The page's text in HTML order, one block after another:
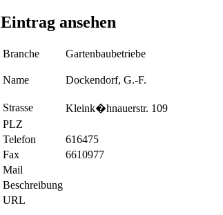
Eintrag ansehen
Branche Gartenbaubetriebe
Name Dockendorf, G.-F.
Strasse
Kleink�hnauerstr. 109
PLZ
Telefon
616475
Fax
6610977
Mail
Beschreibung
URL